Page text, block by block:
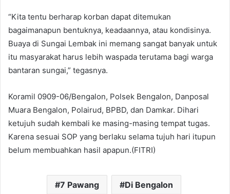
“Kita tentu berharap korban dapat ditemukan
bagaimanapun bentuknya, keadaannya, atau kondisinya.
Buaya di Sungai Lembak ini memang sangat banyak untuk
itu masyarakat harus lebih waspada terutama bagi warga
bantaran sungai,” tegasnya.
Koramil 0909-06/Bengalon, Polsek Bengalon, Danposal
Muara Bengalon, Polairud, BPBD, dan Damkar. Dihari
ketujuh sudah kembali ke masing-masing tempat tugas.
Karena sesuai SOP yang berlaku selama tujuh hari itupun
belum membuahkan hasil apapun.(FITRI)
7 Pawang Di Bengalon